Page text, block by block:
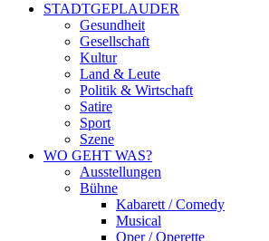
STADTGEPLAUDER
Gesundheit
Gesellschaft
Kultur
Land & Leute
Politik & Wirtschaft
Satire
Sport
Szene
WO GEHT WAS?
Ausstellungen
Bühne
Kabarett / Comedy
Musical
Oper / Operette